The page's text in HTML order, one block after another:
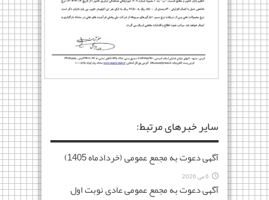
سایر خبرهای مرتبط:
آگهی دعوت به مجمع عمومی (خردادماه 1405)
6 می 2026
آگهی دعوت به مجمع عمومی عادی نوبت اول